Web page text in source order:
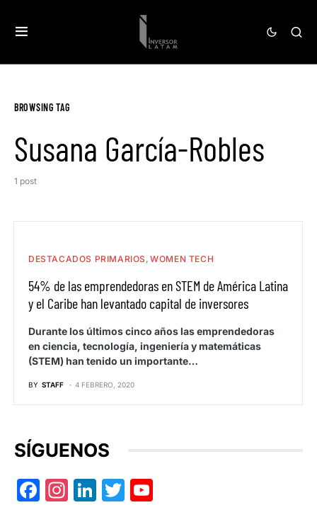
BROWSING TAG
Susana García-Robles
1 post
DESTACADOS PRIMARIOS WOMEN TECH
54% de las emprendedoras en STEM de América Latina
y el Caribe han levantado capital de inversores
Durante los últimos cinco años las emprendedoras
en ciencia, tecnología, ingeniería y matemáticas
(STEM) han tenido un importante…
BY STAFF 4 FEBRERO, 2020
SÍGUENOS
Facebook
Instagram
LinkedIn
Twitter